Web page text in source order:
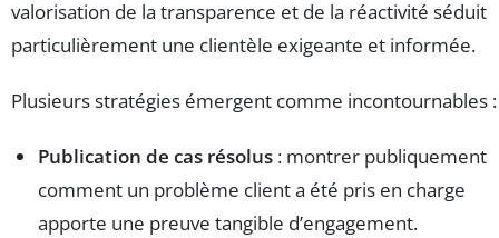
valorisation de la transparence et de la réactivité séduit
particulièrement une clientèle exigeante et informée.
Plusieurs stratégies émergent comme incontournables :
Publication de cas résolus : montrer publiquement
comment un problème client a été pris en charge
apporte une preuve tangible d’engagement.